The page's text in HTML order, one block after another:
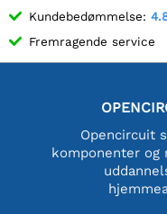
Kundebedømmelse:
Fremragende service
Opencircuit
komponenter og